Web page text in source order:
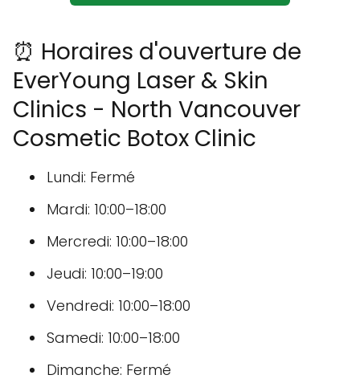
⏰ Horaires d'ouverture de
EverYoung Laser & Skin
Clinics - North Vancouver
Cosmetic Botox Clinic
Lundi: Fermé
Mardi: 10:00–18:00
Mercredi: 10:00–18:00
Jeudi: 10:00–19:00
Vendredi: 10:00–18:00
Samedi: 10:00–18:00
Dimanche: Fermé